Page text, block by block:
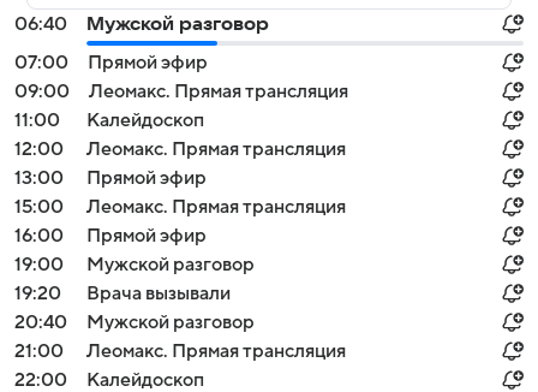
06:40
Мужской разговор
07:00
Прямой эфир
09:00
Леомакс. Прямая трансляция
11:00
Калейдоскоп
12:00
Леомакс. Прямая трансляция
13:00
Прямой эфир
15:00
Леомакс. Прямая трансляция
16:00
Прямой эфир
19:00
Мужской разговор
19:20
Врача вызывали
20:40
Мужской разговор
21:00
Леомакс. Прямая трансляция
22:00
Калейдоскоп